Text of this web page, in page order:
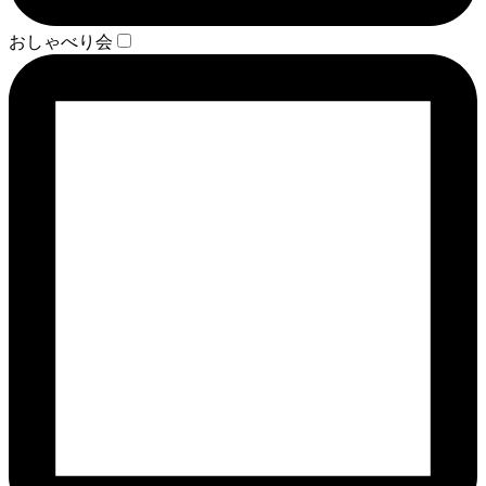
おしゃべり会